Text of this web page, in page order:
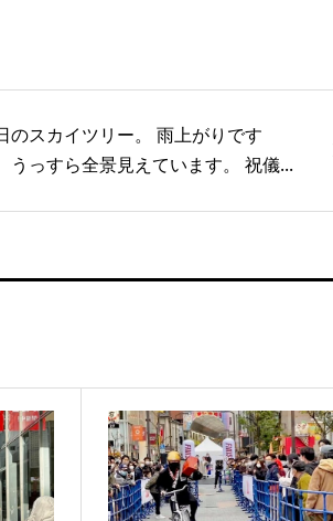
のスカイツリー。 雨上がりです
うっすら全景見えています。 祝儀...